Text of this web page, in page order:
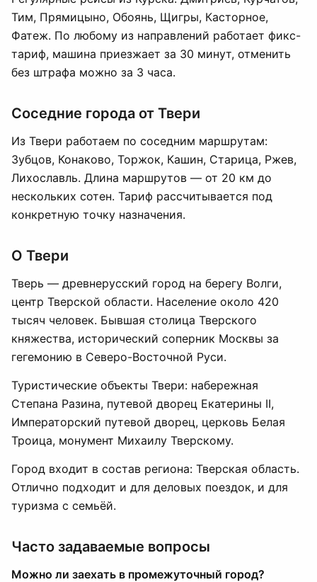
Тим, Прямицыно, Обоянь, Щигры, Касторное,
Фатеж. По любому из направлений работает фикс-
тариф, машина приезжает за 30 минут, отменить
без штрафа можно за 3 часа.
Соседние города от Твери
Из Твери работаем по соседним маршрутам:
Зубцов, Конаково, Торжок, Кашин, Старица, Ржев,
Лихославль. Длина маршрутов — от 20 км до
нескольких сотен. Тариф рассчитывается под
конкретную точку назначения.
О Твери
Тверь — древнерусский город на берегу Волги,
центр Тверской области. Население около 420
тысяч человек. Бывшая столица Тверского
княжества, исторический соперник Москвы за
гегемонию в Северо-Восточной Руси.
Туристические объекты Твери: набережная
Степана Разина, путевой дворец Екатерины II,
Императорский путевой дворец, церковь Белая
Троица, монумент Михаилу Тверскому.
Город входит в состав региона: Тверская область.
Отлично подходит и для деловых поездок, и для
туризма с семьёй.
Часто задаваемые вопросы
Можно ли заехать в промежуточный город?